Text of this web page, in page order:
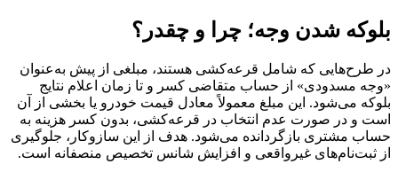
بلوکه شدن وجه؛ چرا و چقدر؟
در طرح‌هایی که شامل قرعه‌کشی هستند، مبلغی از پیش به‌عنوان
«وجه مسدودی» از حساب متقاضی کسر و تا زمان اعلام نتایج
بلوکه می‌شود. این مبلغ معمولاً معادل قیمت خودرو یا بخشی از آن
است و در صورت عدم انتخاب در قرعه‌کشی، بدون کسر هزینه به
حساب مشتری بازگردانده می‌شود. هدف از این سازوکار، جلوگیری
از ثبت‌نام‌های غیرواقعی و افزایش شانس تخصیص منصفانه است.